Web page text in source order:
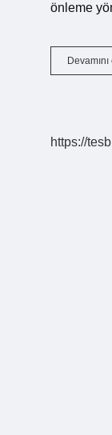
önleme
https://